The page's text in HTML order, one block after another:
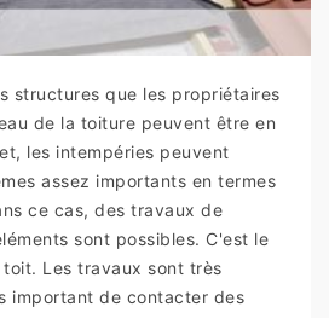
structures que les propriétaires
de la toiture peuvent être en
les intempéries peuvent
assez importants en termes
ce cas, des travaux de
sont possibles. C'est le
Les travaux sont très
important de contacter des